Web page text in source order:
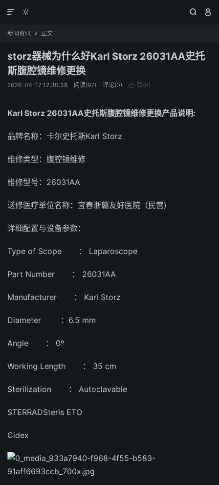
  

新闻资讯  正文
storz器械为什么好Karl Storz 26031AA史托
斯腹腔镜维修更换
2026-04-17 12:30:38 阅读(97) 评论(0)  赞(0)
Karl Storz 26031AA史托斯腹腔镜维修更换产品说明:
品牌名称：卡尔史托斯Karl Storz
维修类型：腹腔镜维修
维修型号：26031AA
送修医疗单位名称：宜春浙赣友好医院（民营)
详细配置与设备参数：
Type of Scope ： Laparoscope
Part Number ： 26031AA
Manufacturer ： Karl Storz
Diameter ：6.5 mm
Angle ： 0º
Working Length ： 35 cm
Sterilization ： Autoclavable
STERRADSteris ETO
Cidex